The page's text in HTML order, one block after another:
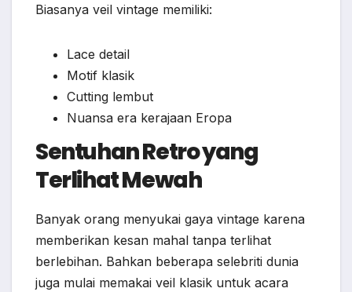
Biasanya veil vintage memiliki:
Lace detail
Motif klasik
Cutting lembut
Nuansa era kerajaan Eropa
Sentuhan Retro yang
Terlihat Mewah
Banyak orang menyukai gaya vintage karena
memberikan kesan mahal tanpa terlihat
berlebihan. Bahkan beberapa selebriti dunia
juga mulai memakai veil klasik untuk acara